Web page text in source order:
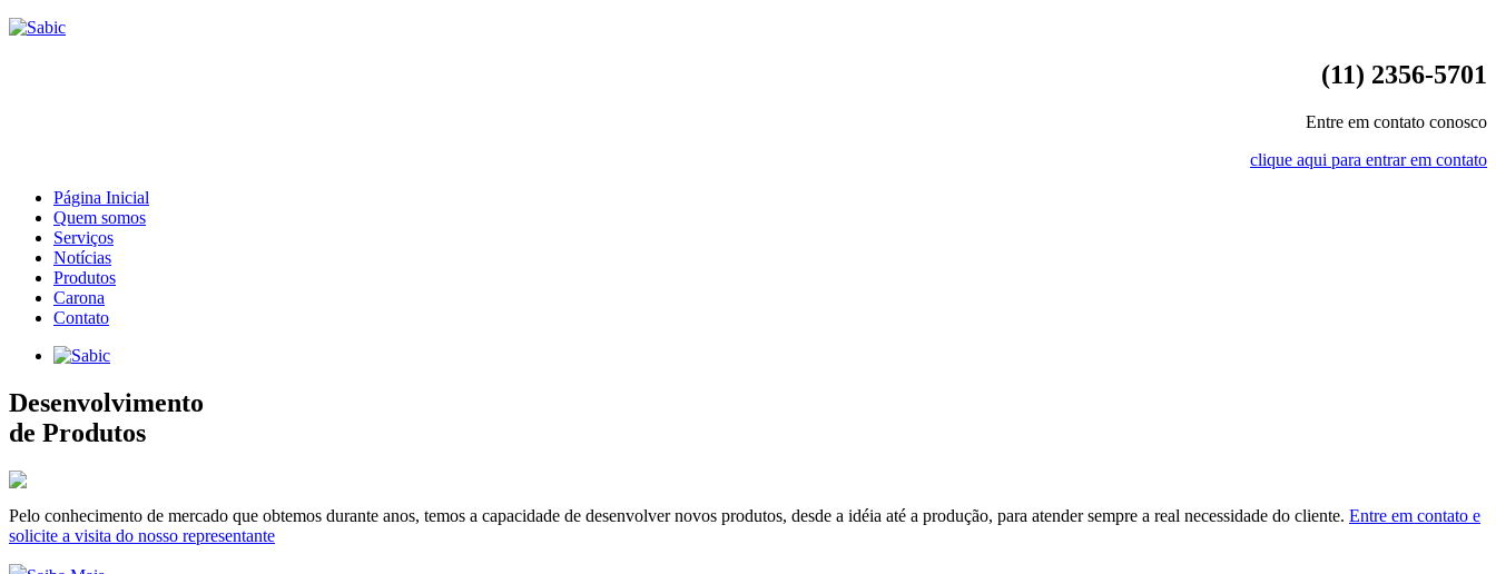
(11) 2356-5701
Entre em contato conosco
clique aqui para entrar em contato
Página Inicial
Quem somos
Serviços
Notícias
Produtos
Carona
Contato
Desenvolvimento
de Produtos
Pelo conhecimento de mercado que obtemos durante anos, temos a capacidade de desenvolver novos produtos, desde a idéia até a produção, para atender sempre a real necessidade do cliente. Entre em contato e
solicite a visita do nosso representante